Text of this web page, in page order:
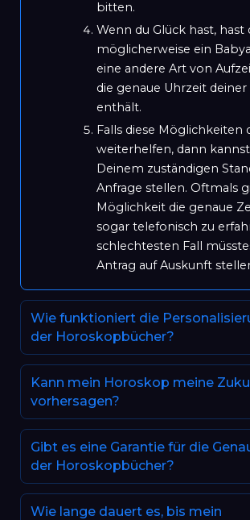
bitten.
Wenn du Glück hast, hast
möglicherweise ein
eine andere Art von
die genaue Uhrzeit
enthält.
Falls diese Möglichkeiten
weiterhelfen, dann
Deinem zuständigen
Anfrage stellen. Oftmals
Möglichkeit die genaue
sogar telefonisch zu
schlechtesten Fall
Antrag auf Auskunft
Wie funktioniert die
der Horoskopbücher?
Kann mein Horoskop meine
vorhersagen?
Gibt es eine Garantie für die
der Horoskopbücher?
Wie lange dauert es, bis mein